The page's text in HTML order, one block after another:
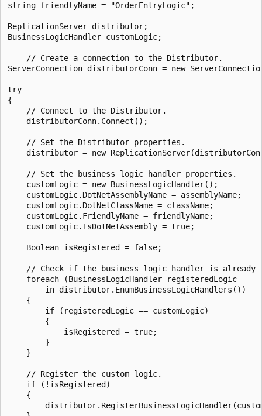
string friendlyName = "OrderEntryLogic";
ReplicationServer distributor;
BusinessLogicHandler customLogic;
    // Create a connection to the Distributor.
ServerConnection distributorConn = new
try
{
    // Connect to the Distributor.
    distributorConn.Connect();
    // Set the Distributor properties.
distributor = new
    // Set the business logic handler properties.
    customLogic = new BusinessLogicHandler();
    customLogic.DotNetAssemblyName = assemblyName;
    customLogic.DotNetClassName = className;
    customLogic.FriendlyName = friendlyName;
    customLogic.IsDotNetAssembly = true;
    Boolean isRegistered = false;
// Check if the business logic handler is already
    foreach (BusinessLogicHandler registeredLogic
        in distributor.EnumBusinessLogicHandlers())
    {
        if (registeredLogic == customLogic)
        {
            isRegistered = true;
        }
    }
    // Register the custom logic.
    if (!isRegistered)
    {